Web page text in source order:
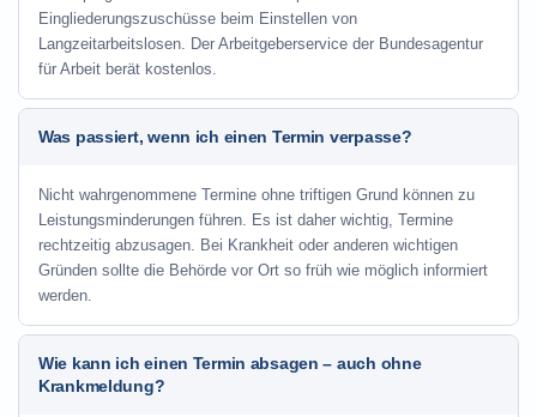
Eingliederungszuschüsse beim Einstellen von
Langzeitarbeitslosen. Der Arbeitgeberservice der Bundesagentur
für Arbeit berät kostenlos.
Was passiert, wenn ich einen Termin verpasse?
Nicht wahrgenommene Termine ohne triftigen Grund können zu
Leistungsminderungen führen. Es ist daher wichtig, Termine
rechtzeitig abzusagen. Bei Krankheit oder anderen wichtigen
Gründen sollte die Behörde vor Ort so früh wie möglich informiert
werden.
Wie kann ich einen Termin absagen – auch ohne
Krankmeldung?